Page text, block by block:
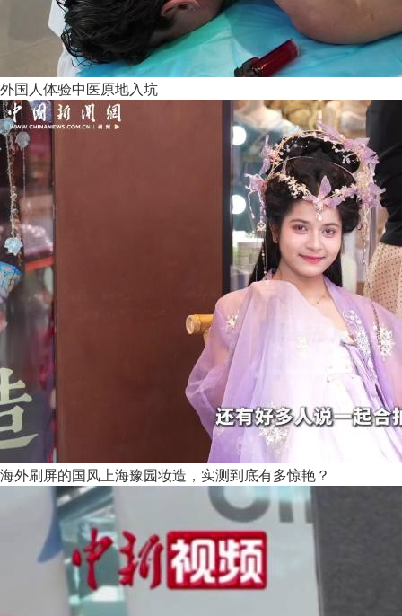
外国人体验中医原地入坑
海外刷屏的国风上海豫园妆造，实测到底有多惊艳？